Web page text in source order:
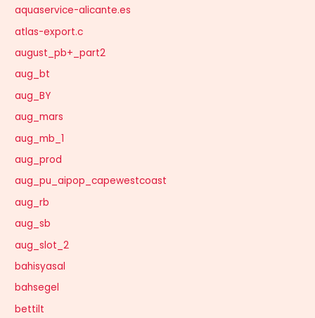
aquaservice-alicante.es
atlas-export.c
august_pb+_part2
aug_bt
aug_BY
aug_mars
aug_mb_1
aug_prod
aug_pu_aipop_capewestcoast
aug_rb
aug_sb
aug_slot_2
bahisyasal
bahsegel
bettilt